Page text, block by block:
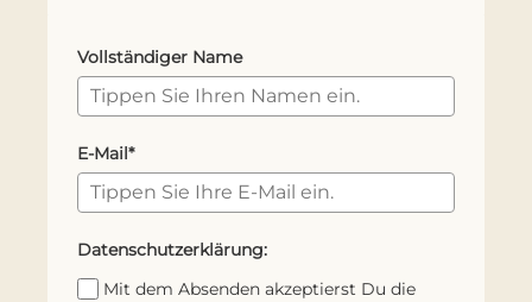
Vollständiger Name
E-Mail*
Datenschutzerklärung:
Mit dem Absenden akzeptierst Du die